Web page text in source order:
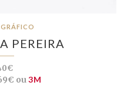
PEREIRA
ou3M